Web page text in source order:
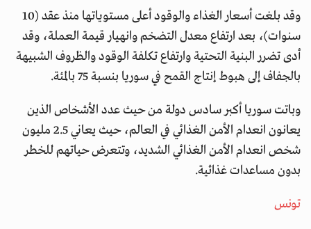
وقد بلغت أسعار الغذاء والوقود أعلى مستوياتها منذ عقد (10
سنوات)، بعد ارتفاع معدل التضخم وانهيار قيمة العملة، وقد
أدى تضرر البنية التحتية وارتفاع تكلفة الوقود والظروف الشبيهة
بالجفاف إلى هبوط إنتاج القمح في سوريا بنسبة 75 بالمئة.
وباتت سوريا أكبر سادس دولة من حيث عدد الأشخاص الذين
يعانون انعدام الأمن الغذائي في العالم، حيث يعاني 2.5 مليون
شخص انعدام الأمن الغذائي الشديد، وتتعرض حياتهم للخطر
بدون مساعدات غذائية.
تونس